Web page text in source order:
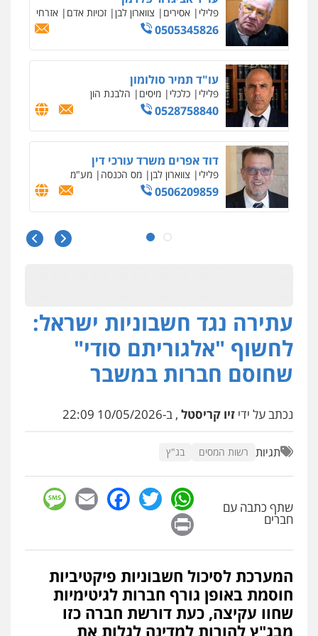
פלילי תעבורה
0545577862
עו"ד יוסי חמצני
כלכלי צווארון לבן פשיעה כלכלית
מס הלבנת הון
0505471497
גיל דביר – משרד עורכי דין
פלילי פשיעה כלכלית צווארון לבן
0506217771
עו"ד אביגדור פלדמן
עו"ד תמיר סולומון
פלילי הלבנת הון
0528758840
פלילי צווארון לבן מס הכנסה מע"מ
צווארון לבן כלכלי פשיעה כלכלית
בינלאומי הליכי הסגרה
עבירות מס הלבנת הון שומות וערעורי מס
0505430819
עתירה נגד חשבוניות ישראל:
לחשוף "אלגוריתם סודי"
שחוסם חברות במשבר
נכתב על ידי זיו קריסטל , ב-10/05/2026 22:09
תגיות רשות המסים בג"ץ
שתף כתבה עם
חברים
WhatsApp
Twitter
Facebook
Email
המערכת לסיכול חשבוניות פיקטיביות
חוסמת באופן גורף חברות לגיטימיות
שחוו עקיצה, כעת דורשת חברה כזו
מבג"ץ להורות למדינה לגלות את